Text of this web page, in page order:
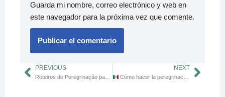
Guarda mi nombre, correo electrónico y web en
este navegador para la próxima vez que comente.
PREVIOUS NEXT
Cómo hacer la peregrinación desde México al Camino de Santiago